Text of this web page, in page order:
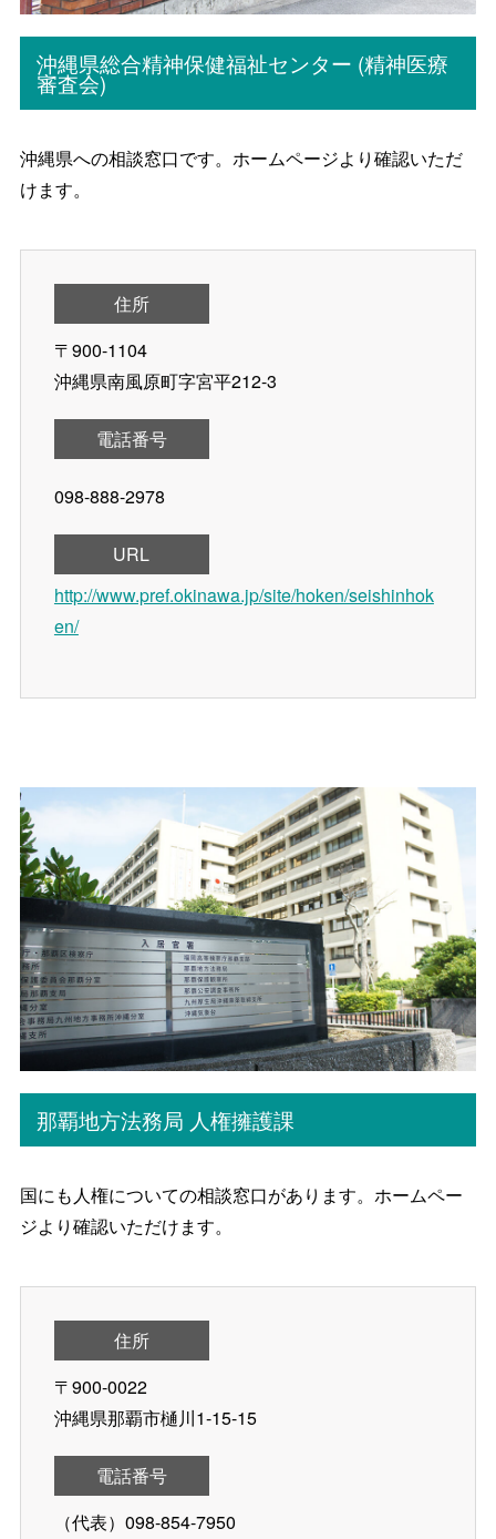
沖縄県総合精神保健福祉センター (精神医療
審査会)
沖縄県への相談窓口です。ホームページより確認いただ
けます。
住所
〒900-1104
沖縄県南風原町字宮平212-3
電話番号
098-888-2978
URL
http://www.pref.okinawa.jp/site/hoken/seishinhok
en/
那覇地方法務局 人権擁護課
国にも人権についての相談窓口があります。ホームペー
ジより確認いただけます。
住所
〒900-0022
沖縄県那覇市樋川1-15-15
電話番号
（代表）098-854-7950